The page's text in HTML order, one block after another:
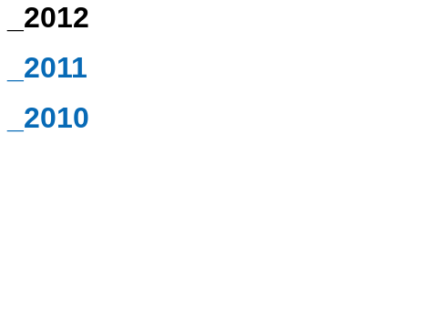
_2012
_2011
_2010